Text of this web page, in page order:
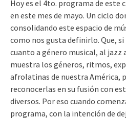
Hoy es el 4to. programa de este
en este mes de mayo. Un ciclo
consolidando este espacio de
como nos gusta definirlo. Que,
cuanto a género musical, al
muestra los géneros, ritmos,
afrolatinas de nuestra América,
reconocerlas en su fusión con
diversos. Por eso cuando
programa, con la intención de